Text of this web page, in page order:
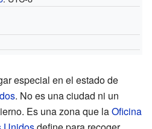
especial en el estado de
. No es una ciudad ni un
Es una zona que laOficina